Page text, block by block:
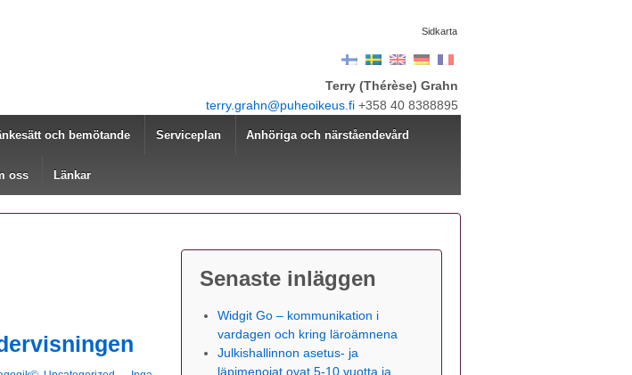
Sidkarta
Terry (Thérèse) Grahn
terry.grahn@puheoikeus.fi +358 40 8388895
och bemötande Serviceplan Anhöriga och närståendevård
oss Länkar
Senaste inläggen
Widgit Go – kommunikation i
vardagen och kring läroämnena
Julkishallinnon asetus- ja
läpimenojat ovat 5-10 vuotta ja